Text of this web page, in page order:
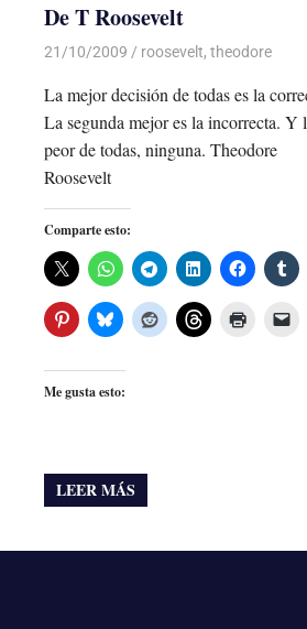
De T Roosevelt
21/10/2009 Luis Castellanos
roosevelt, theodore
La mejor decisión de todas es la
La segunda mejor es la incorrecta. Y
peor de todas, ninguna. Theodore
Roosevelt
Comparte esto:
Me gusta esto:
LEER MÁS